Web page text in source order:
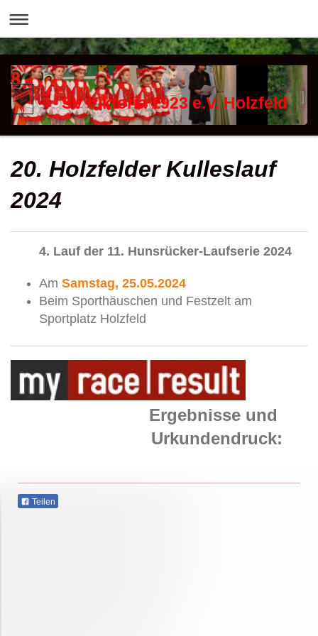
SV Viktoria 1923 e.V. Holzfeld
20. Holzfelder Kulleslauf
2024
4. Lauf der 11. Hunsrücker-Laufserie 2024
Am Samstag, 25.05.2024
Beim Sporthäuschen und Festzelt am
Sportplatz Holzfeld
Ergebnisse und
Urkundendruck:
Teilen